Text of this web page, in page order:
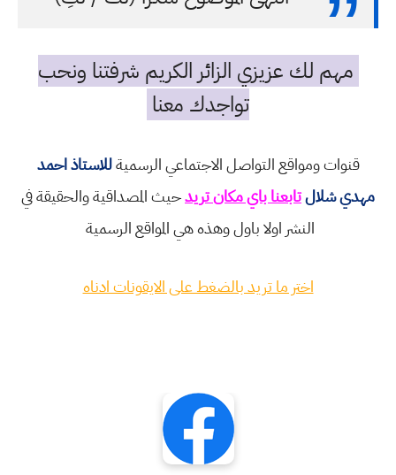
مهم لك عزيزي الزائر الكريم شرفتنا ونحب
تواجدك معنا
قنوات ومواقع التواصل الاجتماعي الرسميةللاستاذ احمد
مهدي شلالتابعنا باي مكان تريدحيث المصداقية والحقيقة في
النشر اولا باول وهذه هي المواقع الرسمية
اختر ما تريد بالضغط على الايقونات ادناه